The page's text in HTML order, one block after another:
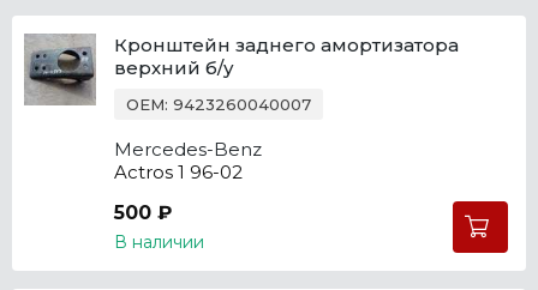
Кронштейн заднего амортизатора
верхний б/у
OEM: 9423260040007
Mercedes-Benz
Actros 1 96-02
500 ₽
В наличии